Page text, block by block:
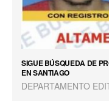
SIGUE BÚSQUEDA DE
EN SANTIAGO
DEPARTAMENTO